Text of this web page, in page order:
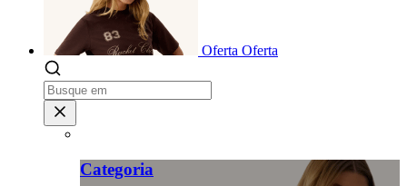
Oferta Oferta
Categoria